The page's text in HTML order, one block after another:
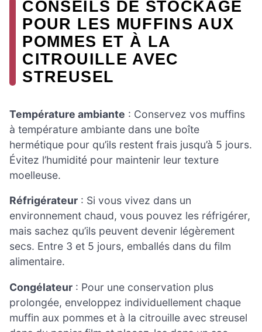
CONSEILS DE STOCKAGE
POUR LES MUFFINS AUX
POMMES ET À LA
CITROUILLE AVEC
STREUSEL
Température ambiante : Conservez vos muffins
à température ambiante dans une boîte
hermétique pour qu’ils restent frais jusqu’à 5 jours.
Évitez l’humidité pour maintenir leur texture
moelleuse.
Réfrigérateur : Si vous vivez dans un
environnement chaud, vous pouvez les réfrigérer,
mais sachez qu’ils peuvent devenir légèrement
secs. Entre 3 et 5 jours, emballés dans du film
alimentaire.
Congélateur : Pour une conservation plus
prolongée, enveloppez individuellement chaque
muffin aux pommes et à la citrouille avec streusel